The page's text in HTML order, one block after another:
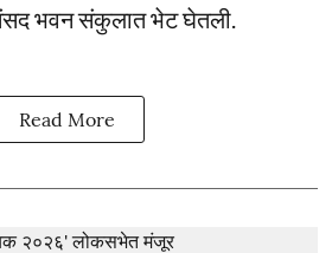
संसद भवन संकुलात भेट घेतली.
Read More